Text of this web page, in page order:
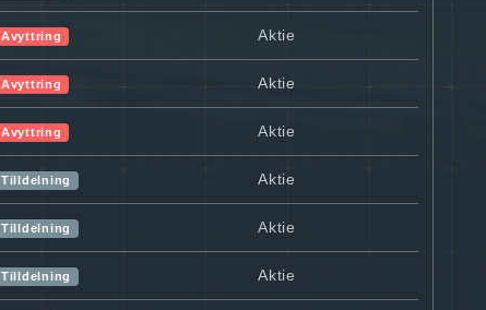
Avyttring Aktie
Avyttring Aktie
Avyttring Aktie
Tilldelning Aktie
Tilldelning Aktie
Tilldelning Aktie